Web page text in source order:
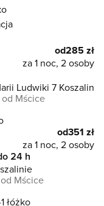
od285 zł
za 1 noc, 2 osoby
Ludwiki 7 Koszalin
Mścice
od351 zł
za 1 noc, 2 osoby
24 h
Mścice
1 łóżko